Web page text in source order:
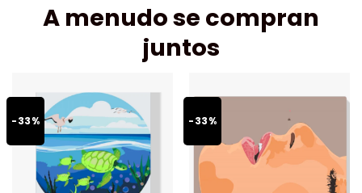
A menudo se compran
juntos
-33% -33%